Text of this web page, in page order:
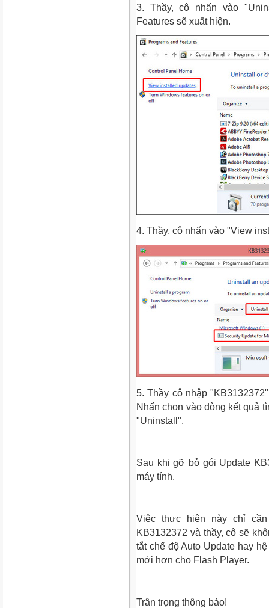
3. Thầy, cô nhấn vào
Features sẽ xuất hiện.
4. Thầy, cô nhấn vào "View
5. Thầy cô nhập
Nhấn chọn vào dòng kết quả
"Uninstall".
Sau khi gỡ bỏ gói Update
máy tính.
Việc thực hiện này chỉ
KB3132372 và thầy, cô sẽ
tắt chế độ Auto Update hay
mới hơn cho Flash Player.
Trân trọng thông báo!